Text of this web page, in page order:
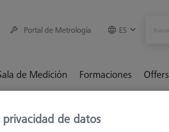
Portal de Metrología ES
de Medición Formaciones Offers
de datos